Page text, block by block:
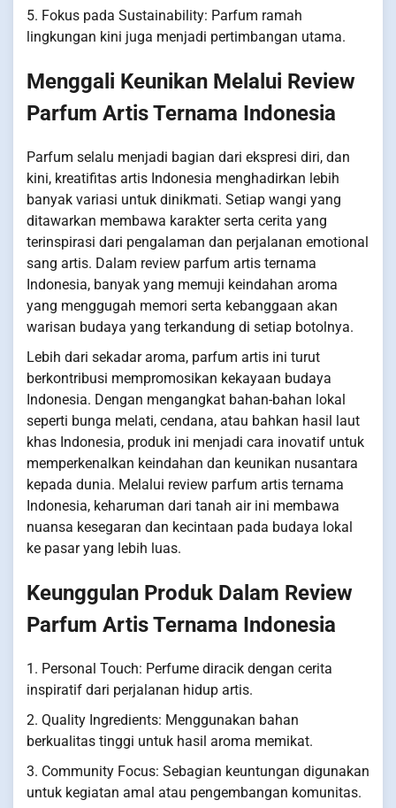
5. Fokus pada Sustainability: Parfum ramah
lingkungan kini juga menjadi pertimbangan utama.
Menggali Keunikan Melalui Review
Parfum Artis Ternama Indonesia
Parfum selalu menjadi bagian dari ekspresi diri, dan
kini, kreatifitas artis Indonesia menghadirkan lebih
banyak variasi untuk dinikmati. Setiap wangi yang
ditawarkan membawa karakter serta cerita yang
terinspirasi dari pengalaman dan perjalanan emotional
sang artis. Dalam review parfum artis ternama
Indonesia, banyak yang memuji keindahan aroma
yang menggugah memori serta kebanggaan akan
warisan budaya yang terkandung di setiap botolnya.
Lebih dari sekadar aroma, parfum artis ini turut
berkontribusi mempromosikan kekayaan budaya
Indonesia. Dengan mengangkat bahan-bahan lokal
seperti bunga melati, cendana, atau bahkan hasil laut
khas Indonesia, produk ini menjadi cara inovatif untuk
memperkenalkan keindahan dan keunikan nusantara
kepada dunia. Melalui review parfum artis ternama
Indonesia, keharuman dari tanah air ini membawa
nuansa kesegaran dan kecintaan pada budaya lokal
ke pasar yang lebih luas.
Keunggulan Produk Dalam Review
Parfum Artis Ternama Indonesia
1. Personal Touch: Perfume diracik dengan cerita
inspiratif dari perjalanan hidup artis.
2. Quality Ingredients: Menggunakan bahan
berkualitas tinggi untuk hasil aroma memikat.
3. Community Focus: Sebagian keuntungan digunakan
untuk kegiatan amal atau pengembangan komunitas.